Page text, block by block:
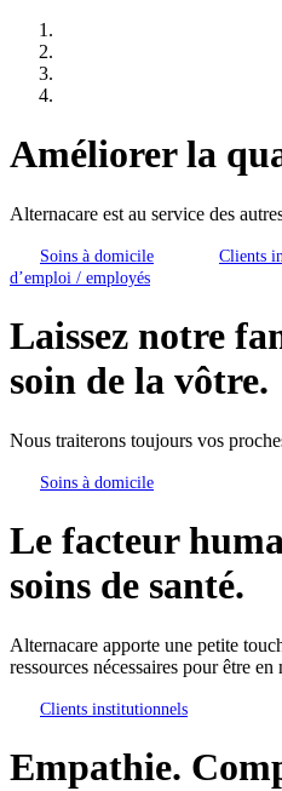
Améliorer la
Alternacare est au service des
Soins à domicile Clients
d’emploi / employés
Laissez notre
soin de la vôtre.
Nous traiterons toujours vos
Soins à domicile
Le facteur
soins de santé.
Alternacare apporte une petite
ressources nécessaires pour être
Clients institutionnels
Empathie.